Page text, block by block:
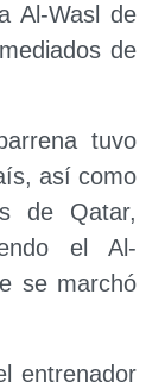
Al-Wasl de
de
tuvo
así como
de Qatar,
el Al-
se marchó
entrenador